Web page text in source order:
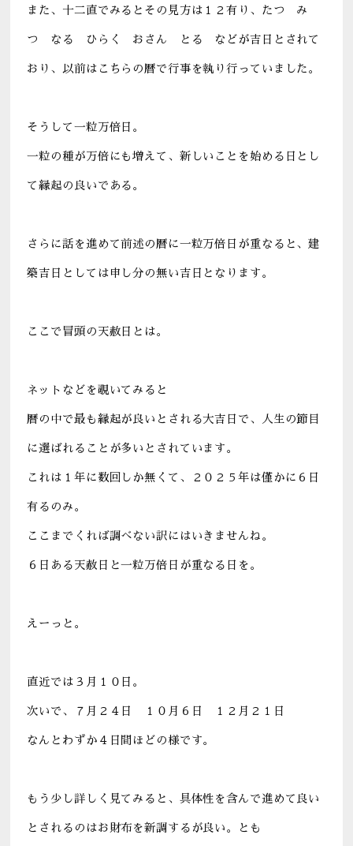
また、十二直でみるとその見方は１２有り、たつ み
つ なる ひらく おさん とる などが吉日とされて
おり、以前はこちらの暦で行事を執り行っていました。
そうして一粒万倍日。
一粒の種が万倍にも増えて、新しいことを始める日とし
て縁起の良いである。
さらに話を進めて前述の暦に一粒万倍日が重なると、建
築吉日としては申し分の無い吉日となります。
ここで冒頭の天赦日とは。
ネットなどを覗いてみると
暦の中で最も縁起が良いとされる大吉日で、人生の節目
に選ばれることが多いとされています。
これは１年に数回しか無くて、２０２５年は僅かに６日
有るのみ。
ここまでくれば調べない訳にはいきませんね。
６日ある天赦日と一粒万倍日が重なる日を。
えーっと。
直近では３月１０日。
次いで、７月２４日 １０月６日 １２月２１日
なんとわずか４日間ほどの様です。
もう少し詳しく見てみると、具体性を含んで進めて良い
とされるのはお財布を新調するが良い。とも